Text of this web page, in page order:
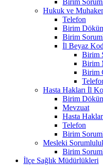
Hukuk ve
Telefon
Birim
Birim
İl Beyaz
Birim
Birim
Birim
Hasta Hakları İl
Birim
Mevzuat
Hasta
Telefon
Birim
Mesleki
Birim
İlçe Sağlık Müdürlükleri